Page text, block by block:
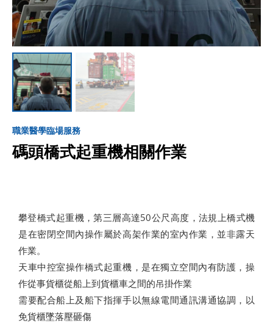
職業醫學臨場服務
碼頭橋式起重機相關作業
攀登橋式起重機，第三層高達50公尺高度，法規上橋式機
是在密閉空間內操作屬於高架作業的室內作業，並非露天
作業。
天車中控室操作橋式起重機，是在獨立空間內有防護，操
作從事貨櫃從船上到貨櫃車之間的吊掛作業
需要配合船上及船下指揮手以無線電間通訊溝通協調，以
免貨櫃墜落壓砸傷